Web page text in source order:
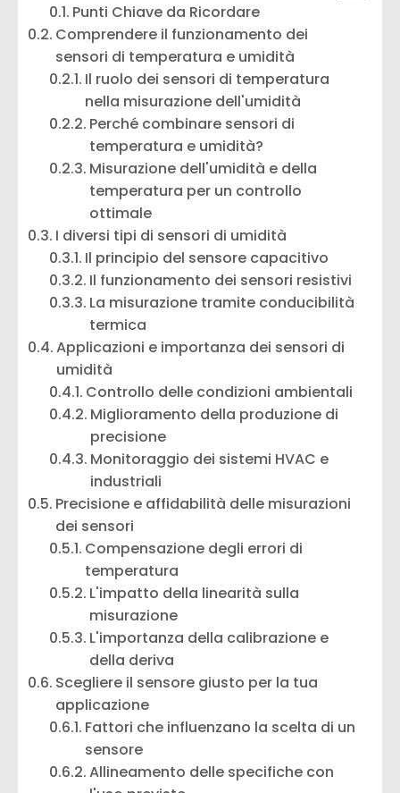
Punti Chiave da Ricordare
Comprendere il funzionamento dei
sensori di temperatura e umidità
Il ruolo dei sensori di temperatura
nella misurazione dell'umidità
Perché combinare sensori di
temperatura e umidità?
Misurazione dell'umidità e della
temperatura per un controllo
ottimale
I diversi tipi di sensori di umidità
Il principio del sensore capacitivo
Il funzionamento dei sensori resistivi
La misurazione tramite conducibilità
termica
Applicazioni e importanza dei sensori di
umidità
Controllo delle condizioni ambientali
Miglioramento della produzione di
precisione
Monitoraggio dei sistemi HVAC e
industriali
Precisione e affidabilità delle misurazioni
dei sensori
Compensazione degli errori di
temperatura
L'impatto della linearità sulla
misurazione
L'importanza della calibrazione e
della deriva
Scegliere il sensore giusto per la tua
applicazione
Fattori che influenzano la scelta di un
sensore
Allineamento delle specifiche con